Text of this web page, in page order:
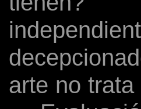
arte no